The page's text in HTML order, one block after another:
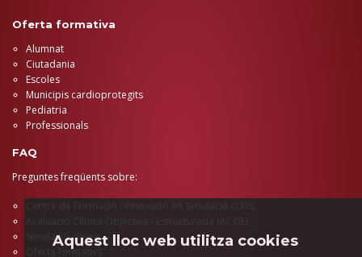
Oferta formativa
Alumnat
Ciutadania
Escoles
Municipis cardioprotegits
Pediatria
Professionals
FAQ
Preguntes freqüents sobre:
Centre de Formació i Innovació en Simulació (CFIS)
Simulació clínica
Oferta formativa
Aquest lloc web utilitza cookies